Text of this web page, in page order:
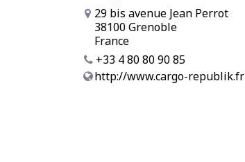
29 bis avenue Jean Perrot
38100 Grenoble
France
+33 4 80 80 90 85
http://www.cargo-republik.fr